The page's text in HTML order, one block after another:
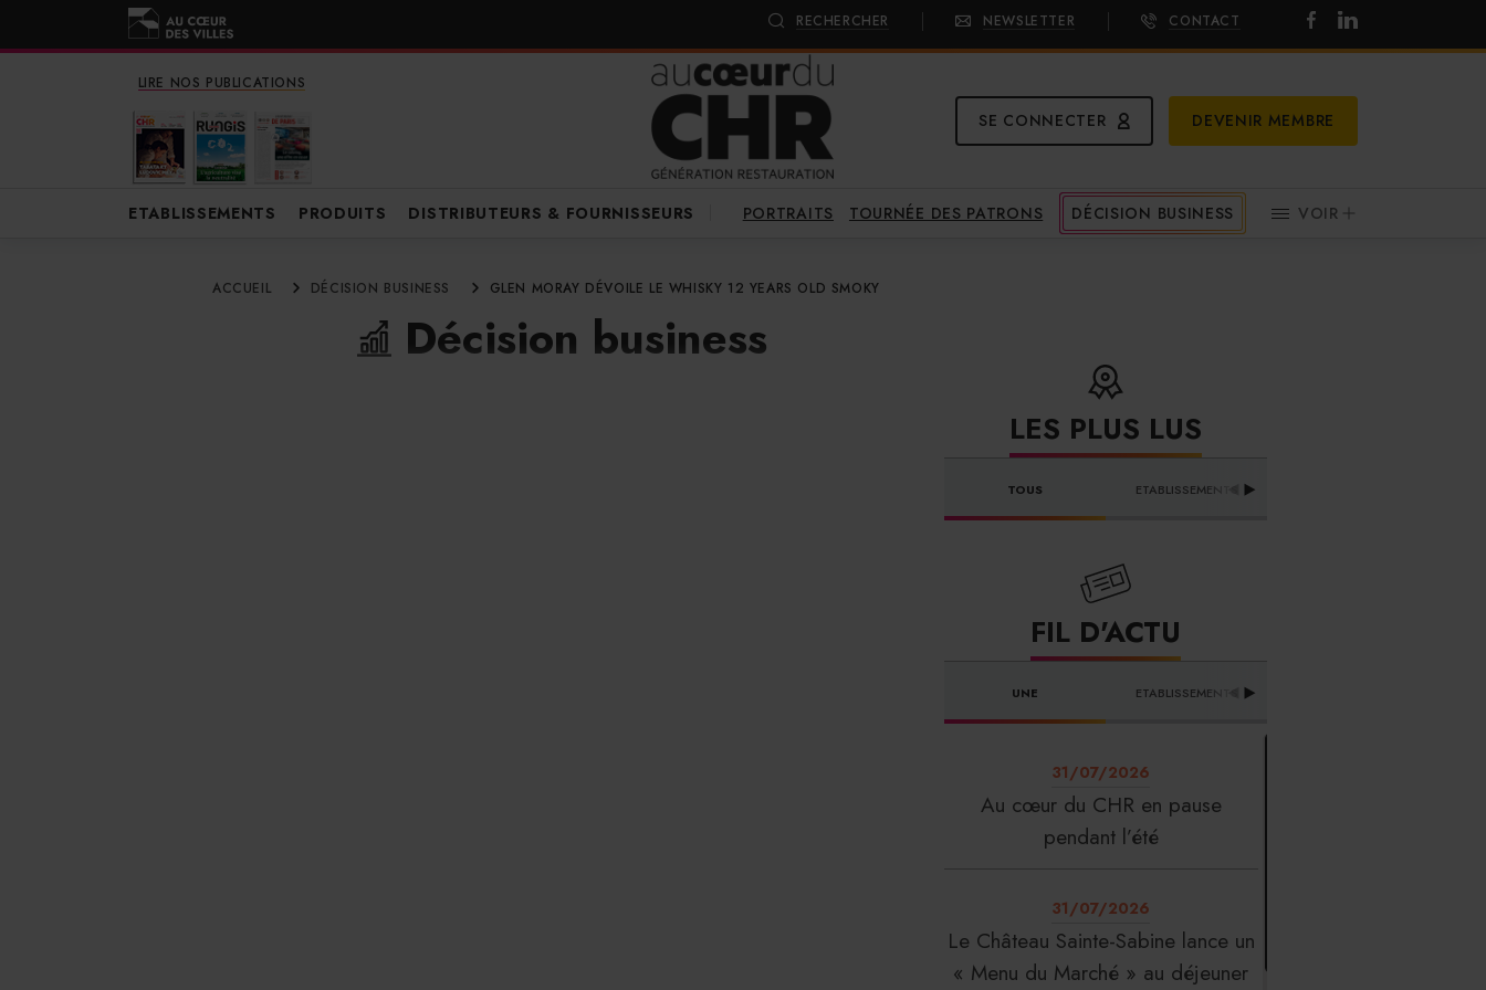
RECHERCHER NEWSLETTER CONTACT
LIRE NOS PUBLICATIONS
SE CONNECTER DEVENIR MEMBRE
ETABLISSEMENTS PRODUITS DISTRIBUTEURS & FOURNISSEURS PORTRAITS TOURNÉE DES PATRONS DÉCISION BUSINESS VOIR
ACCUEIL DÉCISION BUSINESS GLEN MORAY DÉVOILE LE WHISKY 12 YEARS OLD SMOKY
Décision business
LES PLUS LUS
TOUS ETABLISSEMENTS
FIL D'ACTU
UNE ETABLISSEMENTS
31/07/2026
Au cœur du CHR en pause
pendant l’été
31/07/2026
Le Château Sainte-Sabine lance un
« Menu du Marché » au déjeuner